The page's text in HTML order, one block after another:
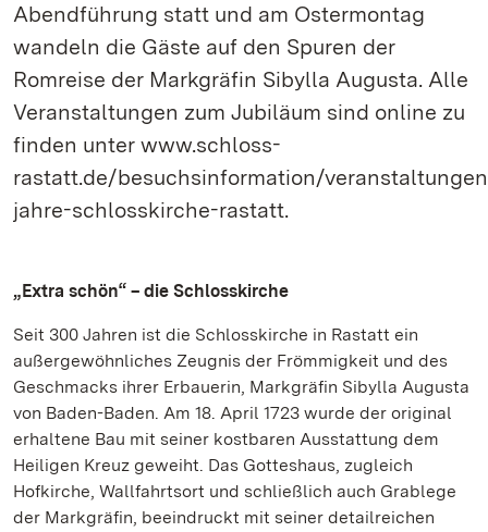
Abendführung statt und am Ostermontag
wandeln die Gäste auf den Spuren der
Romreise der Markgräfin Sibylla Augusta. Alle
Veranstaltungen zum Jubiläum sind online zu
finden unter www.schloss-
rastatt.de/besuchsinformation/
jahre-schlosskirche-rastatt.
„Extra schön“ – die Schlosskirche
Seit 300 Jahren ist die Schlosskirche in Rastatt ein
außergewöhnliches Zeugnis der Frömmigkeit und des
Geschmacks ihrer Erbauerin, Markgräfin Sibylla Augusta
von Baden-Baden. Am 18. April 1723 wurde der original
erhaltene Bau mit seiner kostbaren Ausstattung dem
Heiligen Kreuz geweiht. Das Gotteshaus, zugleich
Hofkirche, Wallfahrtsort und schließlich auch Grablege
der Markgräfin, beeindruckt mit seiner detailreichen